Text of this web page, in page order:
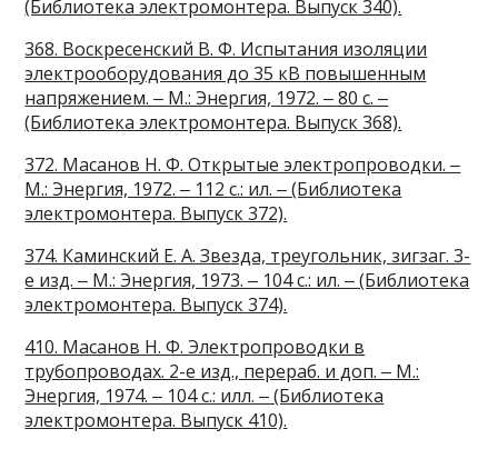
(Библиотека электромонтера. Выпуск 340).
368. Воскресенский В. Ф. Испытания изоляции
электрооборудования до 35 кВ повышенным
напряжением. ‒ М.: Энергия, 1972. ‒ 80 с. ‒
(Библиотека электромонтера. Выпуск 368).
372. Масанов Н. Ф. Открытые электропроводки. ‒
М.: Энергия, 1972. ‒ 112 с.: ил. ‒ (Библиотека
электромонтера. Выпуск 372).
374. Каминский Е. А. Звезда, треугольник, зигзаг. 3-
е изд. ‒ М.: Энергия, 1973. ‒ 104 с.: ил. ‒ (Библиотека
электромонтера. Выпуск 374).
410. Масанов Н. Ф. Электропроводки в
трубопроводах. 2-е изд., перераб. и доп. ‒ М.:
Энергия, 1974. ‒ 104 с.: илл. ‒ (Библиотека
электромонтера. Выпуск 410).